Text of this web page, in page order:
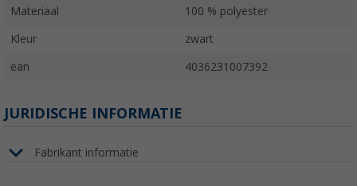
Materiaal 100 % polyester
Kleur zwart
ean 4036231007392
JURIDISCHE INFORMATIE
Fabrikant informatie